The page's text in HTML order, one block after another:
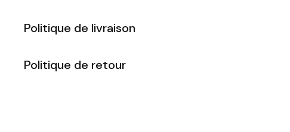
Politique de livraison
Politique de retour